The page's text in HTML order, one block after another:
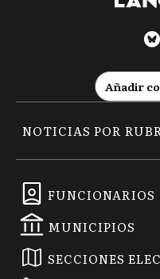
Añadir
FUNCIONARIOS
MUNICIPIOS
SECCIONES
NOTICIAS POR